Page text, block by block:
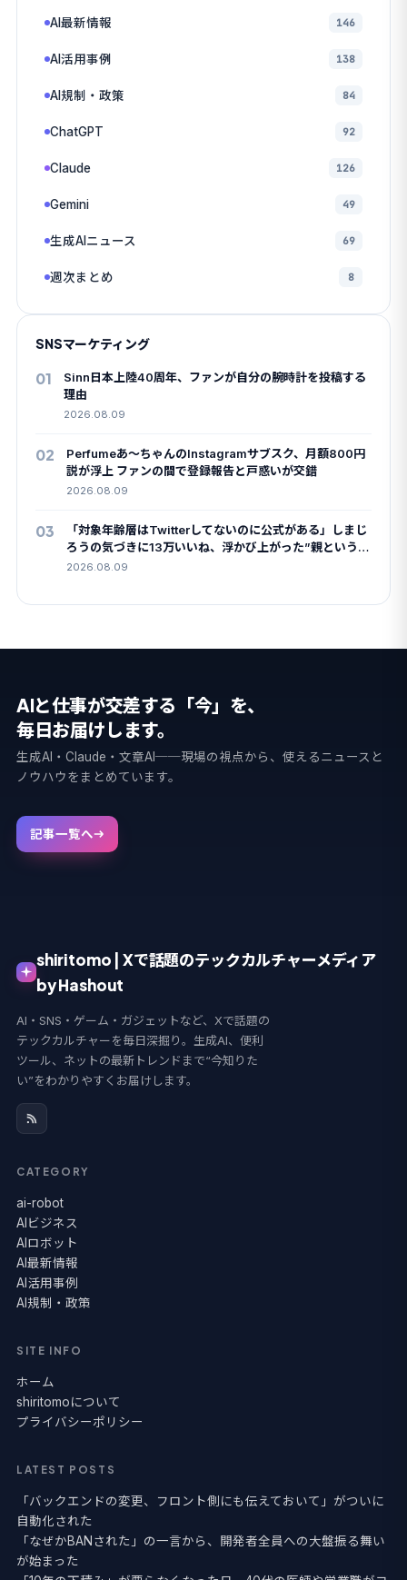
AI最新情報 146
AI活用事例 138
AI規制・政策 84
ChatGPT 92
Claude 126
Gemini 49
生成AIニュース 69
週次まとめ 8
SNSマーケティング
01
Sinn日本上陸40周年、ファンが自分の腕時計を投稿する
理由
2026.08.09
02
Perfumeあ〜ちゃんのInstagramサブスク、月額800円
説が浮上 ファンの間で登録報告と戸惑いが交錯
2026.08.09
03
「対象年齢層はTwitterしてないのに公式がある」しまじ
ろうの気づきに13万いいね、浮かび上がった”親というパ
トロン”
2026.08.09
AIと仕事が交差する「今」を、
毎日お届けします。
生成AI・Claude・文章AI──現場の視点から、使えるニュースと
ノウハウをまとめています。
記事一覧へ
shiritomo | Xで話題のテックカルチャーメディア
by Hashout
AI・SNS・ゲーム・ガジェットなど、Xで話題の
テックカルチャーを毎日深掘り。生成AI、便利
ツール、ネットの最新トレンドまで“今知りた
い”をわかりやすくお届けします。
CATEGORY
ai-robot
AIビジネス
AIロボット
AI最新情報
AI活用事例
AI規制・政策
SITE INFO
ホーム
shiritomoについて
プライバシーポリシー
LATEST POSTS
「バックエンドの変更、フロント側にも伝えておいて」がついに
自動化された
「なぜかBANされた」の一言から、開発者全員への大盤振る舞い
が始まった